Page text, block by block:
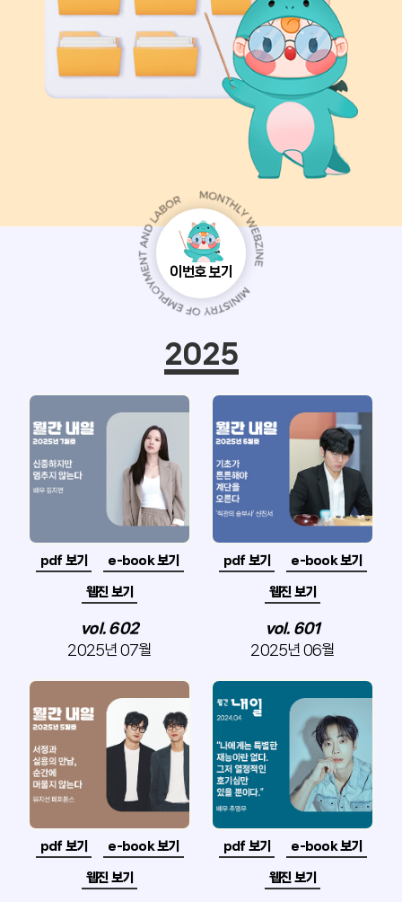
이번호 보기
2025
pdf 보기 e-book 보기
웹진 보기
vol. 602
2025년 07월
pdf 보기 e-book 보기
웹진 보기
vol. 601
2025년 06월
pdf 보기 e-book 보기
웹진 보기
pdf 보기 e-book 보기
웹진 보기